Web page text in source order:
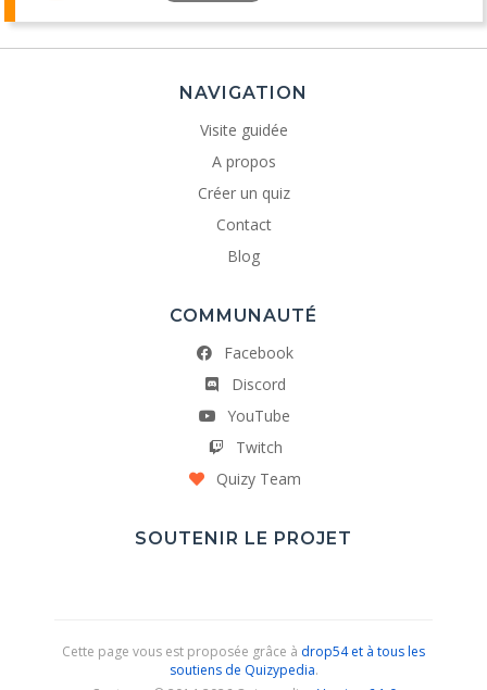
NAVIGATION
Visite guidée
A propos
Créer un quiz
Contact
Blog
COMMUNAUTÉ
Facebook
Discord
YouTube
Twitch
Quizy Team
SOUTENIR LE PROJET
Cette page vous est proposée grâce à drop54 et à tous les
soutiens de Quizypedia.